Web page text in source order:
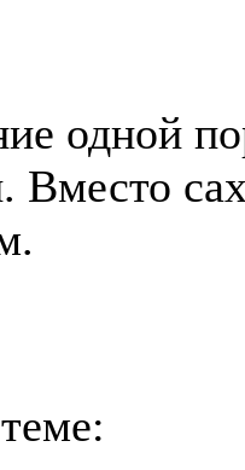
одной
Вместо